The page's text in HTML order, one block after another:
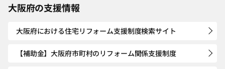
大阪府の支援情報
大阪府における住宅リフォーム支援制度検索サイト
【補助金】大阪府市町村のリフォーム関係支援制度